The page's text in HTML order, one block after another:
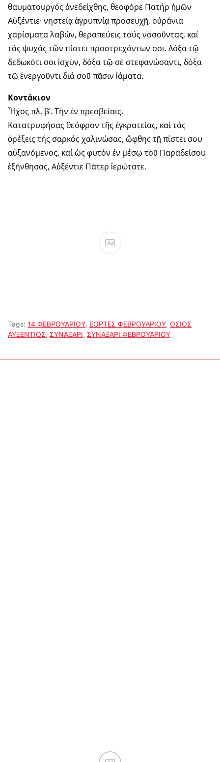
θαυματουργός ἀνεδείχθης, θεοφόρε Πατήρ ἡμῶν
Αὐξέντιε· νηστείᾳ ἀγρυπνίᾳ προσευχῇ, οὐράνια
χαρίσματα λαβών, θεραπεύεις τούς νοσοῦντας, καί
τάς ψυχάς τῶν πίστει προστρεχόντων σοι. Δόξα τῷ
δεδωκότι σοι ἰσχύν, δόξα τῷ σέ στεφανώσαντι, δόξα
τῷ ἐνεργοῦντι διά σοῦ πᾶσιν ἰάματα.
Κοντάκιον
Ἦχος πλ. β’. Τὴν ἐν πρεσβείαις.
Κατατρυφήσας θεόφρον τῆς ἐγκρατείας, καί τάς
ὀρέξεις τής σαρκός χαλινώσας, ὤφθης τῇ πίστει σου
αὐξανόμενος, καί ὡς φυτόν ἐν μέσῳ τοῦ Παραδείσου
ἐξήνθησας, Αὐξέντιε Πάτερ ἱερώτατε.
Ad
Tags: 14 ΦΕΒΡΟΥΑΡΙΟΥ, ΕΟΡΤΕΣ ΦΕΒΡΟΥΑΡΙΟΥ, ΟΣΙΟΣ
ΑΥΞΕΝΤΙΟΣ, ΣΥΝΑΞΑΡΙ, ΣΥΝΑΞΑΡΙ ΦΕΒΡΟΥΑΡΙΟΥ